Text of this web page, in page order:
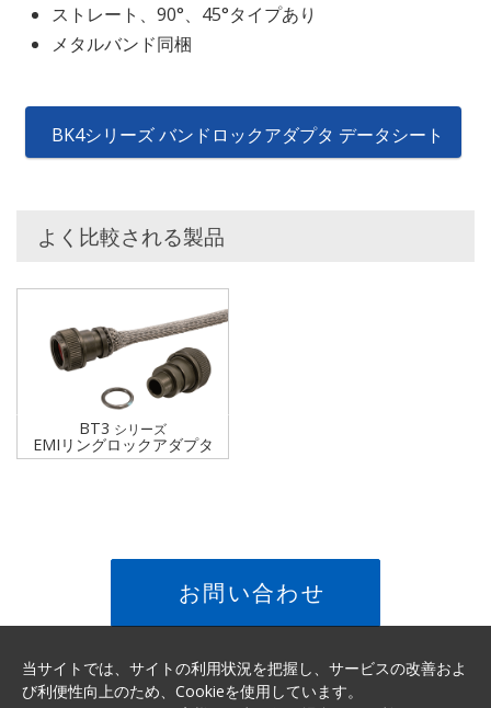
ストレート、90°、45°タイプあり
メタルバンド同梱
BK4シリーズ バンドロックアダプタ データシート
よく比較される製品
BT3 シリーズ
EMIリングロックアダプタ
お問い合わせ
当サイトでは、サイトの利用状況を把握し、サービスの改善およ
び利便性向上のため、Cookieを使用しています。